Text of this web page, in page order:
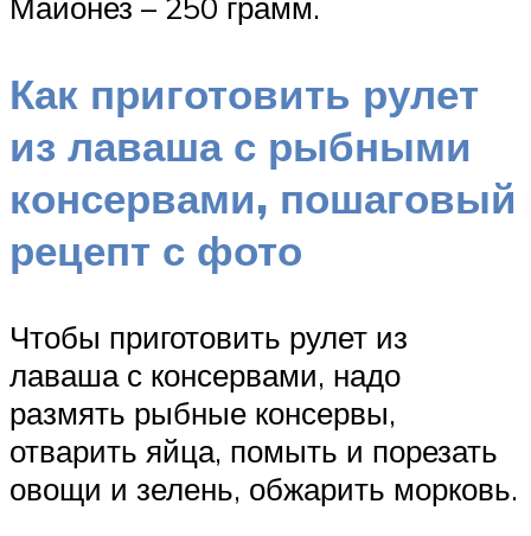
Как приготовить рулет
из лаваша с рыбными
консервами, пошаговый
рецепт с фото
Чтобы приготовить рулет из
лаваша с консервами, надо
размять рыбные консервы,
отварить яйца, помыть и порезать
овощи и зелень, обжарить морковь.